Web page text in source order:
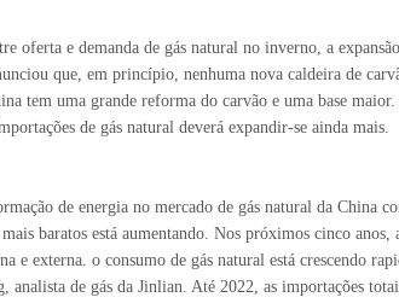
oferta e demanda de gás natural no inverno, a
que, em princípio, nenhuma nova caldeira de
tem uma grande reforma do carvão e uma base
de gás natural deverá expandir-se ainda mais.
de energia no mercado de gás natural da China
baratos está aumentando. Nos próximos cinco
e externa. o consumo de gás natural está crescendo
de gás da Jinlian. Até 2022, as importações